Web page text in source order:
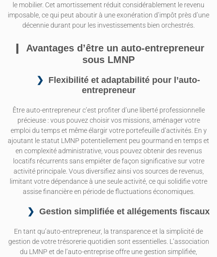
le mobilier. Cet amortissement réduit considérablement le revenu
imposable, ce qui peut aboutir à une exonération d’impôt près d’une
décennie durant pour les investissements bien orchestrés.
Avantages d’être un auto-entrepreneur
sous LMNP
Flexibilité et adaptabilité pour l’auto-
entrepreneur
Être auto-entrepreneur c’est profiter d’une liberté professionnelle
précieuse : vous pouvez choisir vos missions, aménager votre
emploi du temps et même élargir votre portefeuille d’activités. En y
ajoutant le statut LMNP potentiellement peu gourmand en temps et
en complexité administrative, vous pouvez obtenir des revenus
locatifs récurrents sans empiéter de façon significative sur votre
activité principale. Vous diversifiez ainsi vos sources de revenus,
limitant votre dépendance à une seule activité, ce qui solidifie votre
assise financière en période de fluctuations économiques.
Gestion simplifiée et allégements fiscaux
En tant qu’auto-entrepreneur, la transparence et la simplicité de
gestion de votre trésorerie quotidien sont essentielles. L’association
du LMNP et de l’auto-entreprise offre une gestion simplifiée,